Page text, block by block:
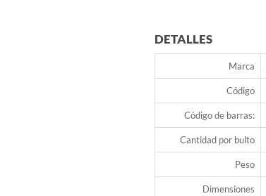
DETALLES
Marca
Código
Código de barras:
Cantidad por bulto
Peso
Dimensiones